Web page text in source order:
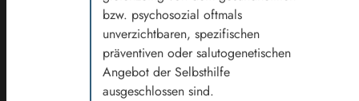
bzw. psychosozial oftmals
unverzichtbaren, spezifischen
präventiven oder salutogenetischen
Angebot der Selbsthilfe
ausgeschlossen sind.